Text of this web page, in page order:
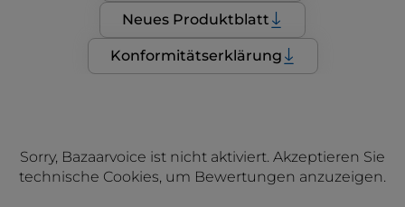
Neues Produktblatt
Konformitätserklärung
Sorry, Bazaarvoice ist nicht aktiviert. Akzeptieren Sie
technische Cookies, um Bewertungen anzuzeigen.